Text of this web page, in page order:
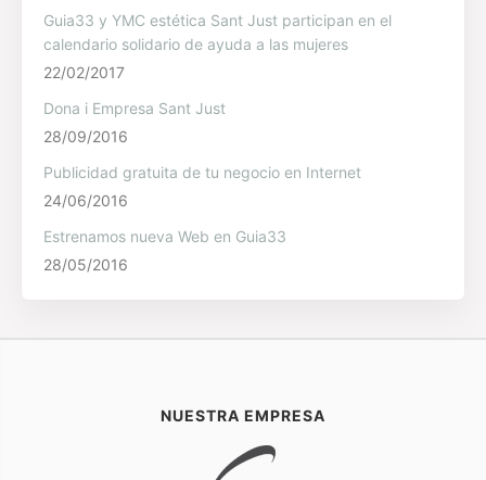
Guia33 y YMC estética Sant Just participan en el
calendario solidario de ayuda a las mujeres
22/02/2017
Dona i Empresa Sant Just
28/09/2016
Publicidad gratuita de tu negocio en Internet
24/06/2016
Estrenamos nueva Web en Guia33
28/05/2016
NUESTRA EMPRESA